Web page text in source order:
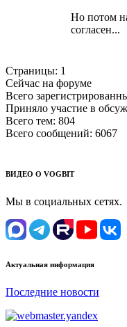
Но потом
согласен...
Страницы: 1
Сейчас на форуме
Всего
Приняло участие в
Всего тем: 804
Всего сообщений: 6067
ВИДЕО О VOGBIT
Мы в социальных сетях.
Актуальная информация
Последние новости